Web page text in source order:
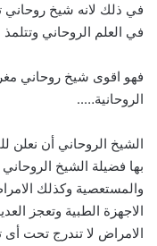
في ذلك لانه شيخ
في العلم الروحاني
فهو اقوى شيخ روحاني
الروحانية…..
الشيخ الروحاني أن
بها فضيلة الشيخ
والمستعصية وكذلك
الاجهزة الطبية وتعجز
الامراض لا تندرج تحت